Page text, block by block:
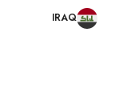
IRAQ